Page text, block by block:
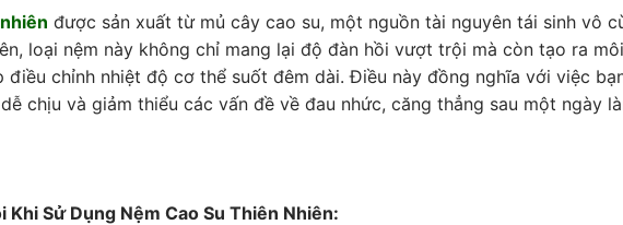
được sản xuất từ ​​mủ cây cao su, một nguồn tài nguyên tái sinh vô
loại nệm này không chỉ mang lại độ đàn hồi vượt trội mà còn tạo ra
điều chỉnh nhiệt độ cơ thể suốt đêm dài. Điều này đồng nghĩa với việc
chịu và giảm thiểu các vấn đề về đau nhức, căng thẳng sau một ngày
Khi Sử Dụng Nệm Cao Su Thiên Nhiên: